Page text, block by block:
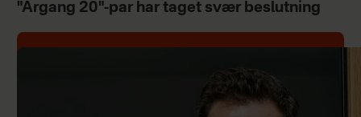
"Årgang 20"-par har taget svær beslutning